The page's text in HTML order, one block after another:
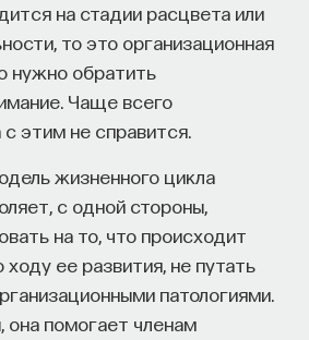
на стадии расцвета или
то это организационная
нужно обратить
Чаще всего
этим не справится.
жизненного цикла
с одной стороны,
на то, что происходит
ходу ее развития, не путать
патологиями.
она помогает членам